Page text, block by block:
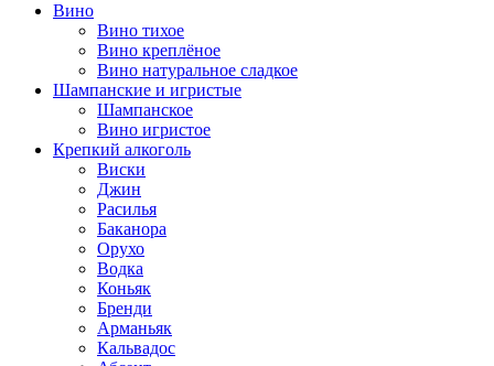
Вино
Вино тихое
Вино креплёное
Вино натуральное сладкое
Шампанские и игристые
Шампанское
Вино игристое
Крепкий алкоголь
Виски
Джин
Расилья
Баканора
Орухо
Водка
Коньяк
Бренди
Арманьяк
Кальвадос